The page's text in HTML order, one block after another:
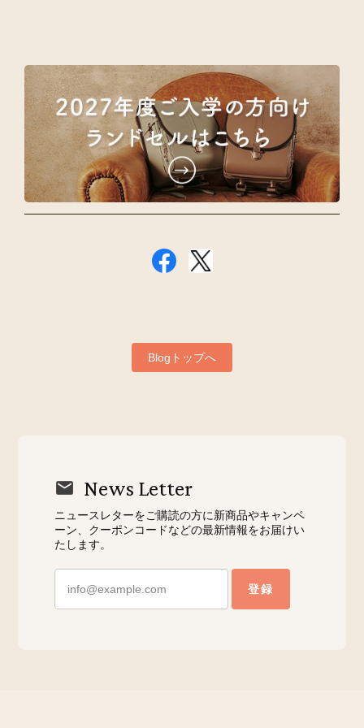
Blogトップへ
News Letter
ニュースレターをご購読の方に新商品やキャンペ
ーン、クーポンコードなどの最新情報をお届けい
たします。
登録